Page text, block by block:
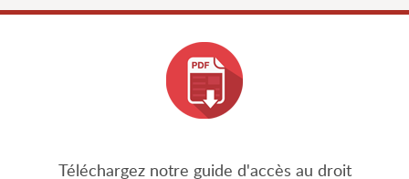
Téléchargez notre guide d'accès au droit